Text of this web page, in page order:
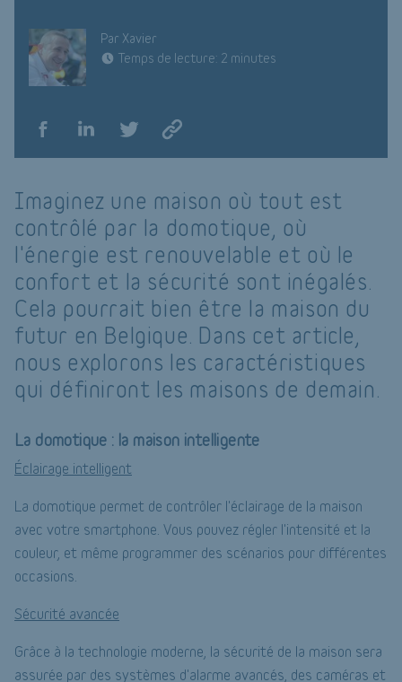
Par Xavier
Temps de lecture: 2 minutes
Imaginez une maison où tout est
contrôlé par la domotique, où
l'énergie est renouvelable et où le
confort et la sécurité sont inégalés.
Cela pourrait bien être la maison du
futur en Belgique. Dans cet article,
nous explorons les caractéristiques
qui définiront les maisons de demain.
La domotique : la maison intelligente
Éclairage intelligent
La domotique permet de contrôler l'éclairage de la maison
avec votre smartphone. Vous pouvez régler l'intensité et la
couleur, et même programmer des scénarios pour différentes
occasions.
Sécurité avancée
Grâce à la technologie moderne, la sécurité de la maison sera
assurée par des systèmes d'alarme avancés, des caméras et